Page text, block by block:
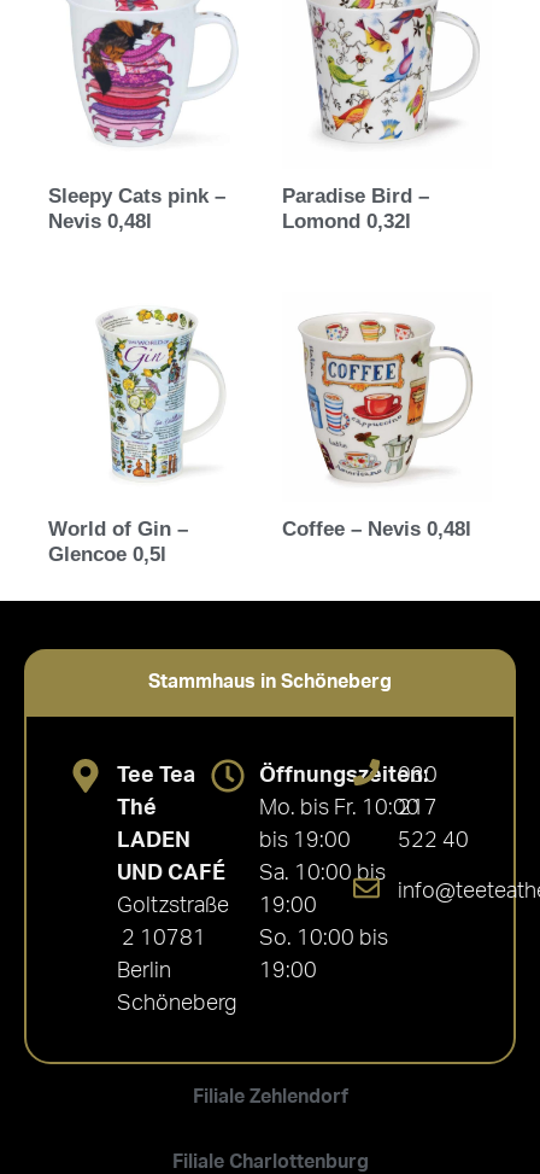
Sleepy Cats pink –
Nevis 0,48l
Paradise Bird –
Lomond 0,32l
World of Gin –
Glencoe 0,5l
Coffee – Nevis 0,48l
Stammhaus in Schöneberg
Filiale Zehlendorf
Filiale Charlottenburg
Tee Tea
Thé
LADEN
UND CAFÉ
Goltzstraße
2 10781
Berlin
Schöneberg
Öffnungszeiten:
Mo. bis Fr. 10:00
bis 19:00
Sa. 10:00 bis
19:00
So. 10:00 bis
19:00
030
217
522 40